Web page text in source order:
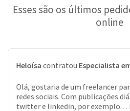
Esses são os últimos
online
Heloísa contratou Especialista
Olá, gostaria de um freelancer
redes sociais. Com publicações
twitter e linkedin, por exemplo. . .